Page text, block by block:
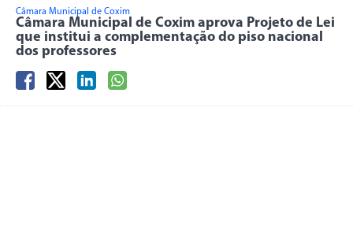
Câmara Municipal de Coxim
Câmara Municipal de Coxim aprova Projeto de Lei
que institui a complementação do piso nacional
dos professores